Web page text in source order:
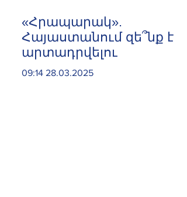
«Հրապարակ».
Հայաստանում զե՞նք է
արտադրվելու
09:14 28.03.2025